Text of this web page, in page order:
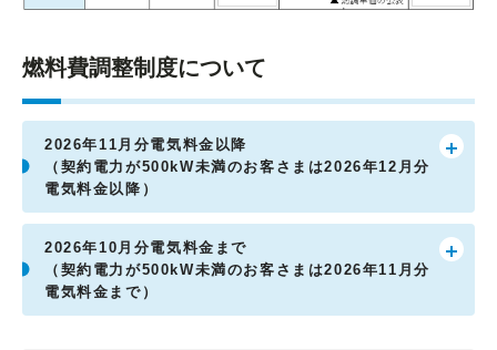
燃料費調整制度について
2026年11月分電気料金以降
（契約電力が500kW未満のお客さまは2026年12月分
電気料金以降）
2026年10月分電気料金まで
（契約電力が500kW未満のお客さまは2026年11月分
電気料金まで）